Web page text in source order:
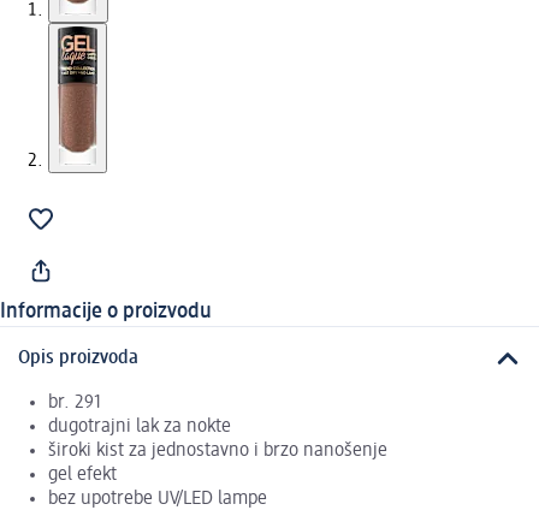
Informacije o proizvodu
Opis proizvoda
br. 291
dugotrajni lak za nokte
široki kist za jednostavno i brzo nanošenje
gel efekt
bez upotrebe UV/LED lampe